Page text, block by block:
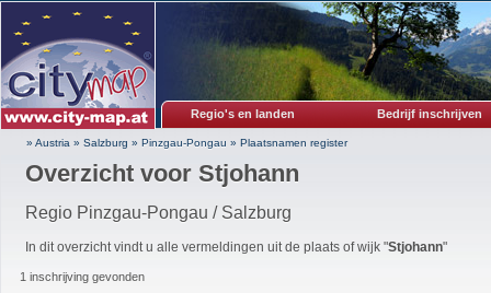
Regio's en landen Bedrijf inschrijven
» Austria » Salzburg » Pinzgau-Pongau » Plaatsnamen register
Overzicht voor Stjohann
Regio Pinzgau-Pongau / Salzburg
In dit overzicht vindt u alle vermeldingen uit de plaats of wijk "Stjohann"
1 inschrijving gevonden